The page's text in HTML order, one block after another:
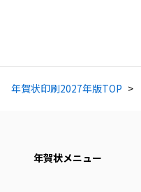
年賀状印刷2027年版TOP
年賀状メニュー